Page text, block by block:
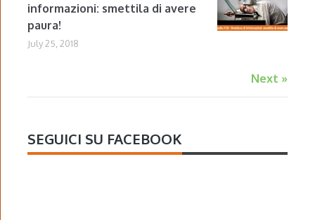
informazioni: smettila di avere
paura!
July 25, 2018
Next »
SEGUICI SU FACEBOOK